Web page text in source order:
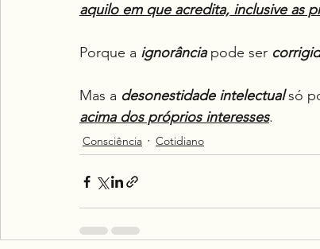
aquilo em que acredita, inclusive as
Porque a ignorância pode ser
Mas a desonestidade intelectual só
acima dos próprios interesses.
Consciência Cotidiano